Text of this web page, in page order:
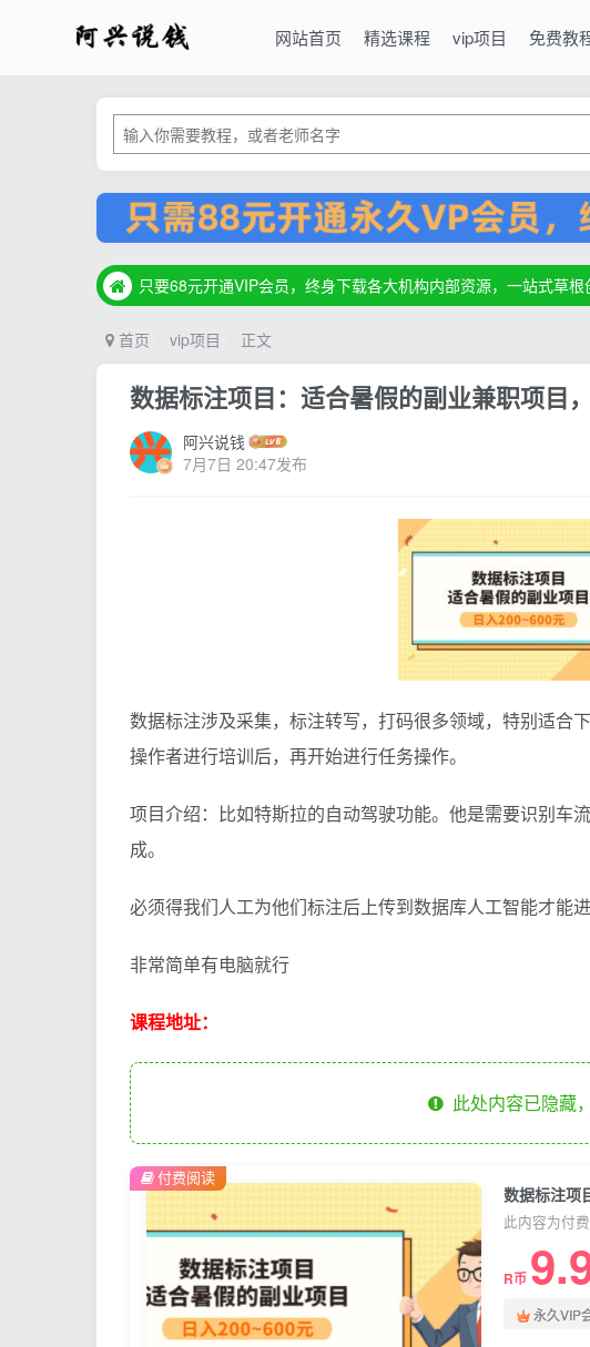
网站首页 精选课程 vip项目 免费教
只要68元开通VIP会员，终身下载各大机构内部资源，一站式草
只要68元开通VIP会员，终身下载各大机构内部资源，一站式草
只要68元开通VIP会员，终身下载各大机构内部资源，一站式草
首页 vip项目 正文
数据标注项目：适合暑假的副业兼职项目
阿兴说钱
7月7日 20:47发布
数据标注涉及采集，标注转写，打码很多领域，特别适合
操作者进行培训后，再开始进行任务操作。
项目介绍：比如特斯拉的自动驾驶功能。他是需要识别车
成。
必须得我们人工为他们标注后上传到数据库人工智能才能
非常简单有电脑就行
课程地址：
此处内容已隐藏
数据标注项
此内容为付
R币
永久VIP
付费阅读